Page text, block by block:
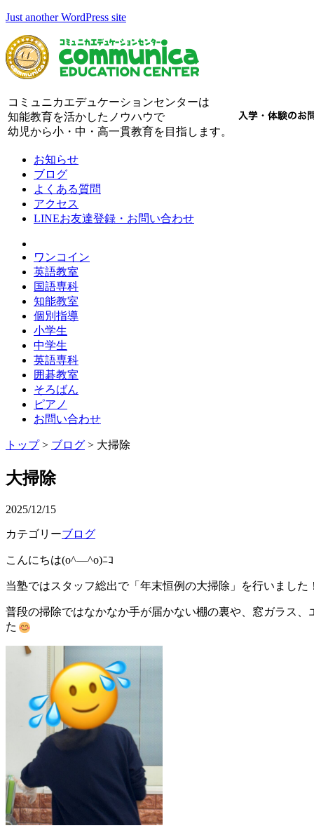
Just another WordPress site
コミュニカエデュケーションセンターは
知能教育を活かしたノウハウで
幼児から小・中・高一貫教育を目指します。
お知らせ
ブログ
よくある質問
アクセス
LINEお友達登録・お問い合わせ
ワンコイン
英語教室
国語専科
知能教室
個別指導
小学生
中学生
英語専科
囲碁教室
そろばん
ピアノ
お問い合わせ
トップ> ブログ > 大掃除
大掃除
2025/12/15
カテゴリーブログ
こんにちは(o^―^o)ﾆｺ
当塾ではスタッフ総出で「年末恒例の大掃除」を行いました
普段の掃除ではなかなか手が届かない棚の裏や、窓ガラス
た